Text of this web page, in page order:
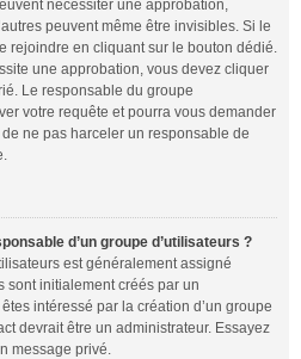
nécessiter une approbation,
peuvent même être invisibles. Si le
rejoindre en cliquant sur le bouton dédié.
une approbation, vous devez cliquer
Le responsable du groupe
votre requête et pourra vous demander
ne pas harceler un responsable de
d’un groupe d’utilisateurs ?
est généralement assigné
sont initialement créés par un
intéressé par la création d’un groupe
devrait être un administrateur. Essayez
message privé.